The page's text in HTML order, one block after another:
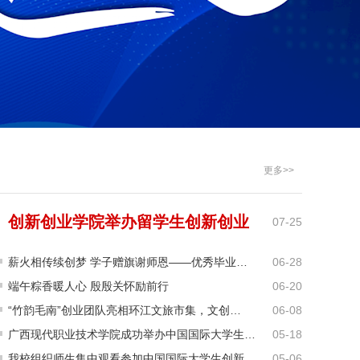
更多>>
07-25
创新创业学院举办留学生创新创业
06-28
薪火相传续创梦 学子赠旗谢师恩——优秀毕业…
06-20
端午粽香暖人心 殷殷关怀励前行
06-08
“竹韵毛南”创业团队亮相环江文旅市集，文创…
05-18
广西现代职业技术学院成功举办中国国际大学生…